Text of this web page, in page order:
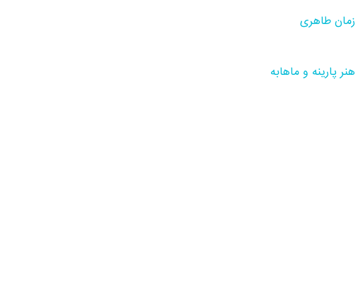
زمان طاهری
هنر پارینه و ماهابه